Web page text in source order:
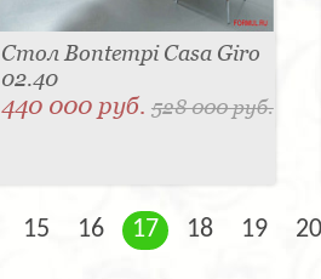
Стол Bontempi Casa Giro
02.40
440 000 руб. 528 000 руб.
15 16 17 18 19 20